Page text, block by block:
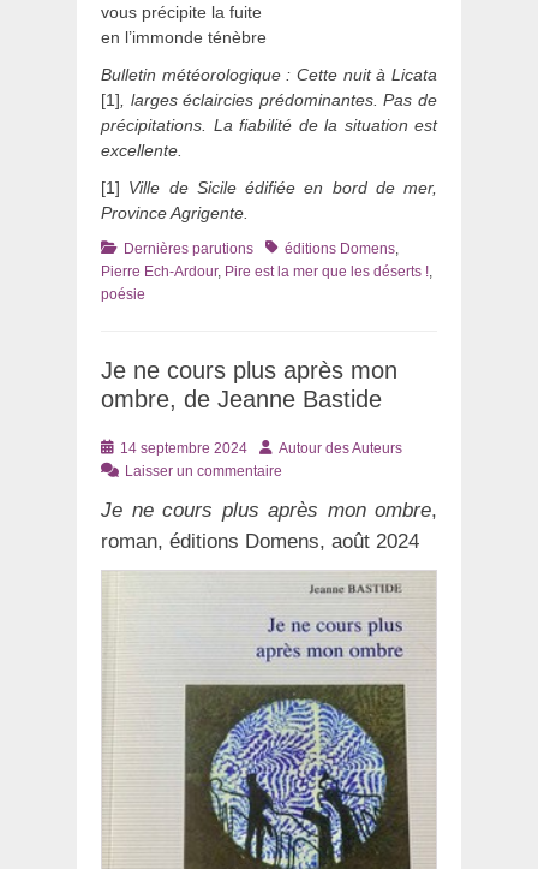
vous précipite la fuite
en l’immonde ténèbre
Bulletin météorologique : Cette nuit à Licata
[1] , larges éclaircies prédominantes. Pas de
précipitations. La fiabilité de la situation est
excellente.
[1] Ville de Sicile édifiée en bord de mer,
Province Agrigente.
Catégories
Dernières parutions Tagséditions Domens
Pierre Ech-Ardour, Pire est la mer que les déserts !
poésie
Je ne cours plus après mon
ombre, de Jeanne Bastide
Posté
le
14 septembre 2024 AuteurAutour des Auteurs
Laisser un commentaire
Je ne cours plus après mon ombre,
roman, éditions Domens, août 2024